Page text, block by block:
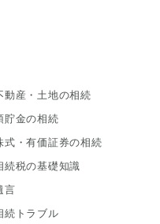
動産・土地の相続
貯金の相続
式・有価証券の相続
続税の基礎知識
言
続トラブル